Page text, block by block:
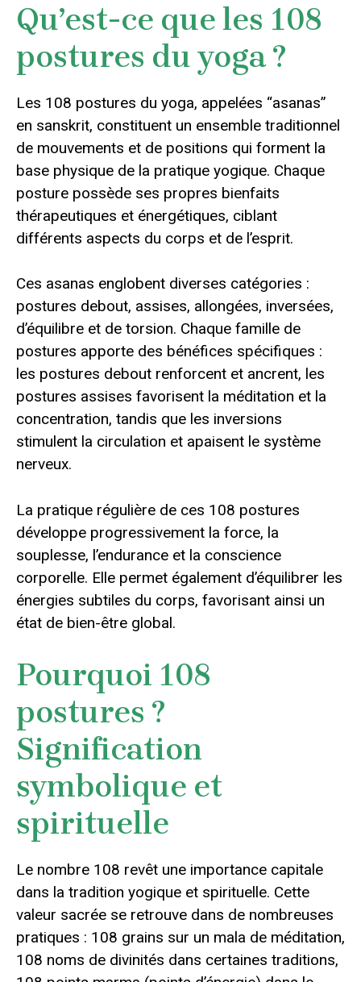
Qu’est-ce que les 108
postures du yoga ?
Les 108 postures du yoga, appelées “asanas”
en sanskrit, constituent un ensemble traditionnel
de mouvements et de positions qui forment la
base physique de la pratique yogique. Chaque
posture possède ses propres bienfaits
thérapeutiques et énergétiques, ciblant
différents aspects du corps et de l’esprit.
Ces asanas englobent diverses catégories :
postures debout, assises, allongées, inversées,
d’équilibre et de torsion. Chaque famille de
postures apporte des bénéfices spécifiques :
les postures debout renforcent et ancrent, les
postures assises favorisent la méditation et la
concentration, tandis que les inversions
stimulent la circulation et apaisent le système
nerveux.
La pratique régulière de ces 108 postures
développe progressivement la force, la
souplesse, l’endurance et la conscience
corporelle. Elle permet également d’équilibrer les
énergies subtiles du corps, favorisant ainsi un
état de bien-être global.
Pourquoi 108
postures ?
Signification
symbolique et
spirituelle
Le nombre 108 revêt une importance capitale
dans la tradition yogique et spirituelle. Cette
valeur sacrée se retrouve dans de nombreuses
pratiques : 108 grains sur un mala de méditation,
108 noms de divinités dans certaines traditions,